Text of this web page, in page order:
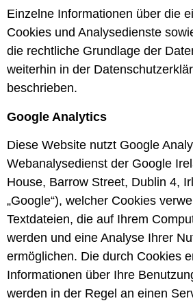
Einzelne Informationen über die
Cookies und Analysedienste
die rechtliche Grundlage der
weiterhin in der
beschrieben.
Google Analytics
Diese Website nutzt Google
Webanalysedienst der Google
House, Barrow Street, Dublin 4,
„Google“), welcher Cookies
Textdateien, die auf Ihrem
werden und eine Analyse Ihrer
ermöglichen. Die durch Cookies
Informationen über Ihre
werden in der Regel an einen